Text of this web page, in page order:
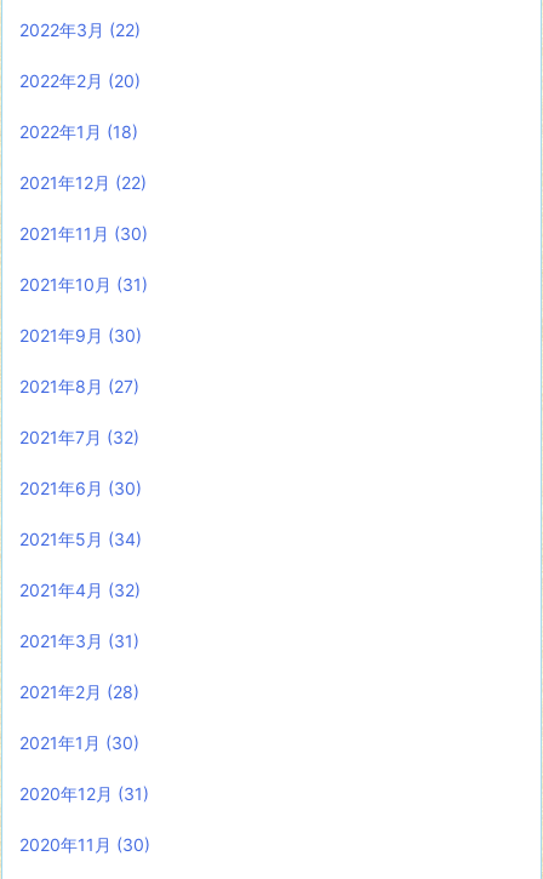
2022年3月 (22)
2022年2月 (20)
2022年1月 (18)
2021年12月 (22)
2021年11月 (30)
2021年10月 (31)
2021年9月 (30)
2021年8月 (27)
2021年7月 (32)
2021年6月 (30)
2021年5月 (34)
2021年4月 (32)
2021年3月 (31)
2021年2月 (28)
2021年1月 (30)
2020年12月 (31)
2020年11月 (30)